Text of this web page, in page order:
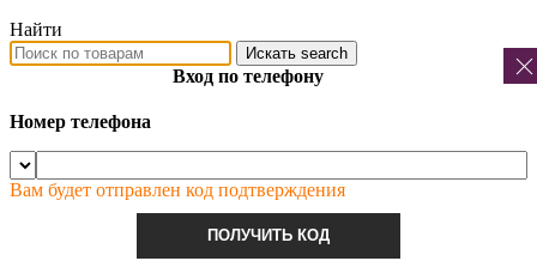
Найти
Искать search
Вход по телефону
Номер телефона
Вам будет отправлен код подтверждения
ПОЛУЧИТЬ КОД